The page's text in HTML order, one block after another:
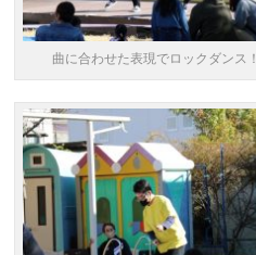
曲に合わせた表現でロックダンス！